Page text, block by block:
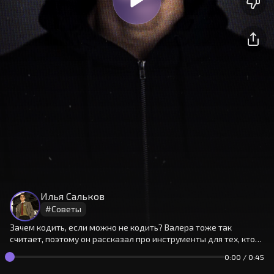
Илья Сальков
#Советы
Зачем кодить, если можно не кодить? Валера тоже так
считает, поэтому он рассказал про инструменты для тех, кто
не очень любит программирование.
0:00 / 0:45
Продолжая использовать сайт,
вы принимаетеусловия